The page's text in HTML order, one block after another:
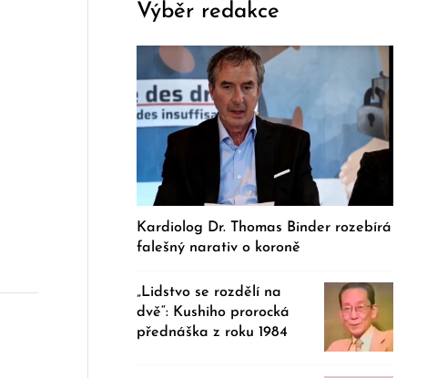
Výběr redakce
Kardiolog Dr. Thomas Binder rozebírá
falešný narativ o koroně
„Lidstvo se rozdělí na
dvě“: Kushiho prorocká
přednáška z roku 1984